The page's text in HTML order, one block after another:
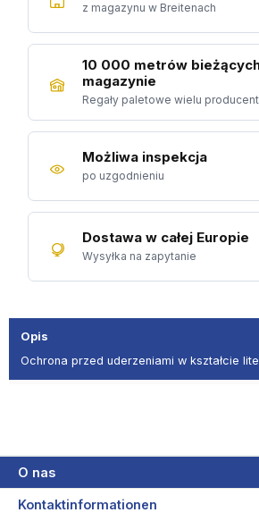
z magazynu w Breitenach
10 000 metrów
magazynie
Regały paletowe wielu
Możliwa inspekcja
po uzgodnieniu
Dostawa w całej Europie
Wysyłka na zapytanie
Opis
Ochrona przed uderzeniami w kształcie
O nas
Kontaktinformationen